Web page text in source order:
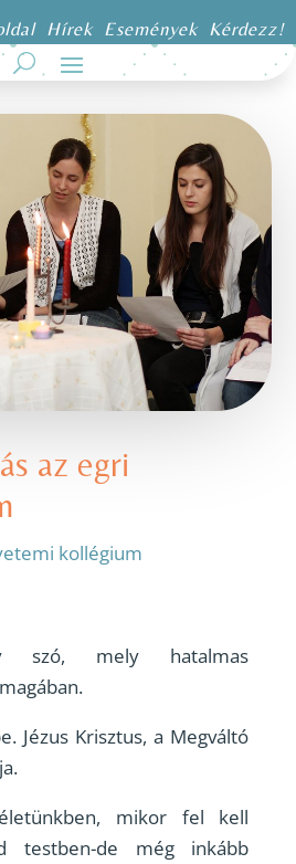
Hírek Események Kérdezz!
az egri
kollégium
szó, mely hatalmas
Jézus Krisztus, a Megváltó
mikor fel kell
testben-de még inkább